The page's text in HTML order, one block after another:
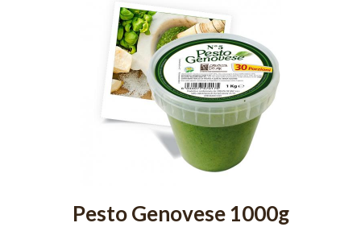
Pesto Genovese 1000g